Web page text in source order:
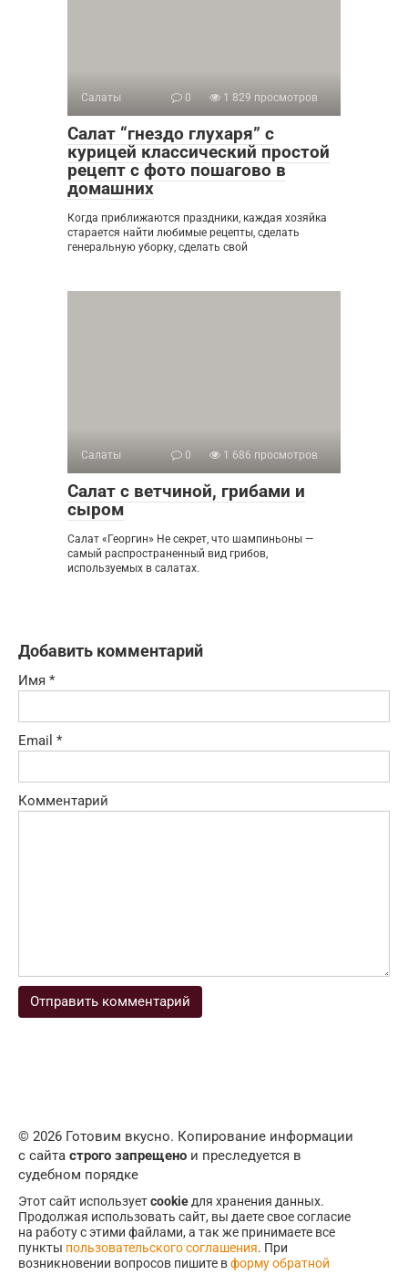
Салаты 0 1 829 просмотров
Салат “гнездо глухаря” с
курицей классический простой
рецепт с фото пошагово в
домашних
Когда приближаются праздники, каждая хозяйка
старается найти любимые рецепты, сделать
генеральную уборку, сделать свой
Салаты 0 1 686 просмотров
Салат с ветчиной, грибами и
сыром
Салат «Георгин» Не секрет, что шампиньоны —
самый распространенный вид грибов,
используемых в салатах.
Добавить комментарий
Имя *
Email *
Комментарий
© 2026 Готовим вкусно. Копирование информации
с сайта строго запрещено и преследуется в
судебном порядке
Этот сайт используетcookieдля хранения данных.
Продолжая использовать сайт, вы даете свое согласие
на работу с этими файлами, а так же принимаете все
пункты пользовательского соглашения. При
возникновении вопросов пишите вформу обратной